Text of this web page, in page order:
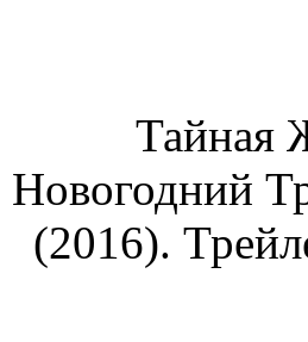
Тайная
Новогодний
(2016).